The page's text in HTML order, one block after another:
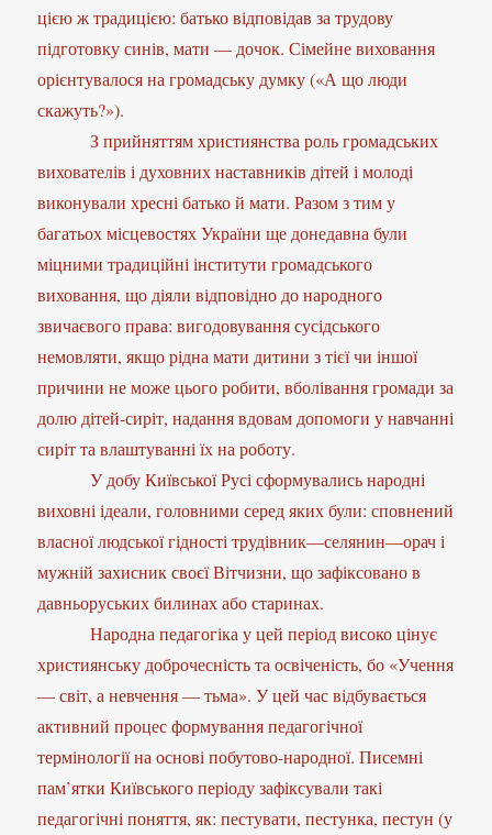
цією ж традицією: батько відповідав за трудову
підготовку синів, мати — дочок. Сімейне виховання
орієнтувалося на громадську думку («А що люди
скажуть?»).
З прийняттям християнства роль громадських
вихователів і духовних наставників дітей і молоді
виконували хресні батько й мати. Разом з тим у
багатьох місцевостях України ще донедавна були
міцними традиційні інститути громадського
виховання, що діяли відповідно до народного
звичаєвого права: вигодовування сусідського
немовляти, якщо рідна мати дитини з тієї чи іншої
причини не може цього робити, вболівання громади за
долю дітей-сиріт, надання вдовам допомоги у навчанні
сиріт та влаштуванні їх на роботу.
У добу Київської Русі сформувались народні
виховні ідеали, головними серед яких були: сповнений
власної людської гідності трудівник—селянин—орач і
мужній захисник своєї Вітчизни, що зафіксовано в
давньоруських билинах або старинах.
Народна педагогіка у цей період високо цінує
християнську доброчесність та освіченість, бо «Учення
— світ, а невчення — тьма». У цей час відбувається
активний процес формування педагогічної
термінології на основі побутово-народної. Писемні
пам’ятки Київського періоду зафіксували такі
педагогічні поняття, як: пестувати, пестунка, пестун (у